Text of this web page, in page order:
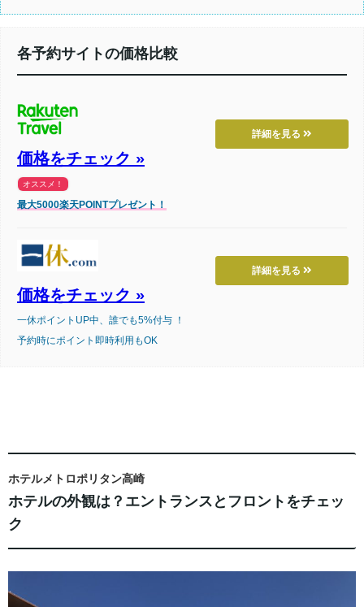
各予約サイトの価格比較
詳細を見る
価格をチェック »
オススメ！
最大5000楽天POINTプレゼント！
詳細を見る
価格をチェック »
一休ポイントUP中、誰でも5%付与 ！
予約時にポイント即時利用もOK
ホテルメトロポリタン高崎
ホテルの外観は？エントランスとフロントをチェッ
ク